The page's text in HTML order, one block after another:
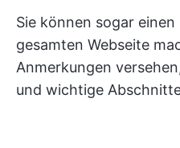
Sie können sogar
gesamten Webseite
Anmerkungen
und wichtige